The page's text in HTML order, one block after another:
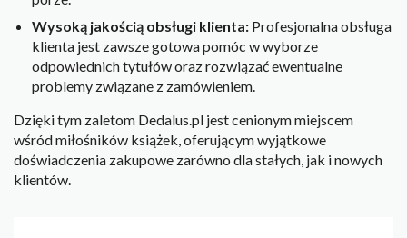
Wysoką jakością obsługi klienta: Profesjonalna obsługa
klienta jest zawsze gotowa pomóc w wyborze
odpowiednich tytułów oraz rozwiązać ewentualne
problemy związane z zamówieniem.
Dzięki tym zaletom Dedalus.pl jest cenionym miejscem
wśród miłośników książek, oferującym wyjątkowe
doświadczenia zakupowe zarówno dla stałych, jak i nowych
klientów.